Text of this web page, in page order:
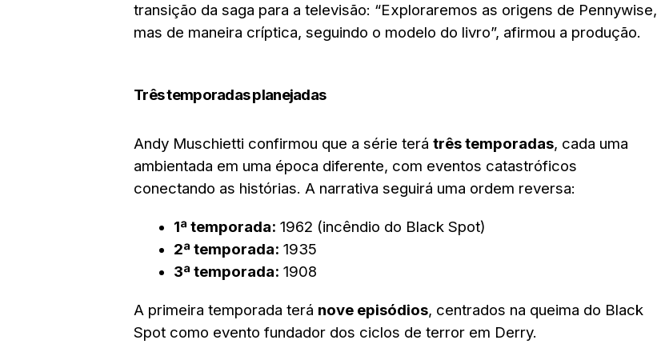
transição da saga para a televisão: “Exploraremos as origens de Pennywise,
mas de maneira críptica, seguindo o modelo do livro”, afirmou a produção.
Três temporadas planejadas
Andy Muschietti confirmou que a série terá três temporadas, cada uma
ambientada em uma época diferente, com eventos catastróficos
conectando as histórias. A narrativa seguirá uma ordem reversa:
1ª temporada: 1962 (incêndio do Black Spot)
2ª temporada: 1935
3ª temporada: 1908
A primeira temporada terá nove episódios, centrados na queima do Black
Spot como evento fundador dos ciclos de terror em Derry.